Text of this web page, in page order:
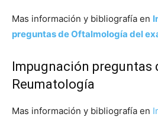
Mas información y bibliografía en
preguntas de Oftalmología del
Impugnación preguntas
Reumatología
Mas información y bibliografía en